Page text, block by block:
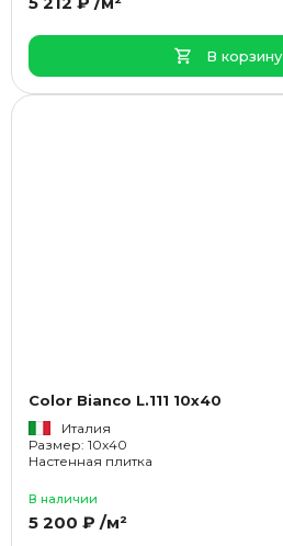
В корзину
Color Bianco L.111 10x40
Италия
Размер: 10x40
Настенная плитка
В наличии
5 200 ₽ /м²